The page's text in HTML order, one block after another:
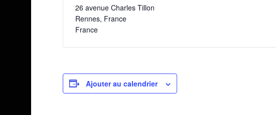
26 avenue Charles Tillon
Rennes, France
France
Ajouter au calendrier